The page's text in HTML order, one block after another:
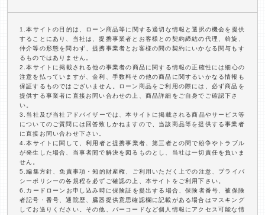
1.本サイトの目的は、ローン商品等に関する適切な情報と選択の機会を提供
することにあり、当社は、提携事業者とお客様との契約締結の代理、斡旋、
仲介等の形態を問わず、提携事業者とお客様の間の契約にいかなる関与もす
るものではありません。
2.本サイトに掲載される他の事業者の商品に関する情報の正確性には細心の
注意を払っていますが、金利、手数料その他の商品に関するいかなる情報も
保証するものではございません。ローン商品をご利用の際には、必ず商品を
提供する事業者に直接お問い合わせの上、商品詳細をご自身でご確認下さ
い。
3.当社及び当社アドバイザーでは、本サイトに掲載される商品やサービス等
についてのご質問には回答致しかねますので、当該商品等を提供する事業者
に直接お問い合わせ下さい。
4.本サイトに関して、利用者と提携事業者、第三者との間で紛争やトラブル
が発生した場合、当事者間で解決を図るものとし、当社は一切責任を負いま
せん。
5.編集方針、免責事項・知的財産権、ご利用いただく上での注意、プライバ
シーポリシーの各規程を必ずご確認の上、本サイトをご利用下さい。
6.カードローンお申し込み時に保険証を提出する場合、保険者番号、被保険
者記号・番号、通院歴、臓器提供意思確認欄に記載がある場合はマスキング
してお送りください。その他、バーコードなど個人情報にアクセス可能な情